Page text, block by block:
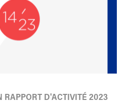
RAPPORT D'ACTIVITÉ 2023